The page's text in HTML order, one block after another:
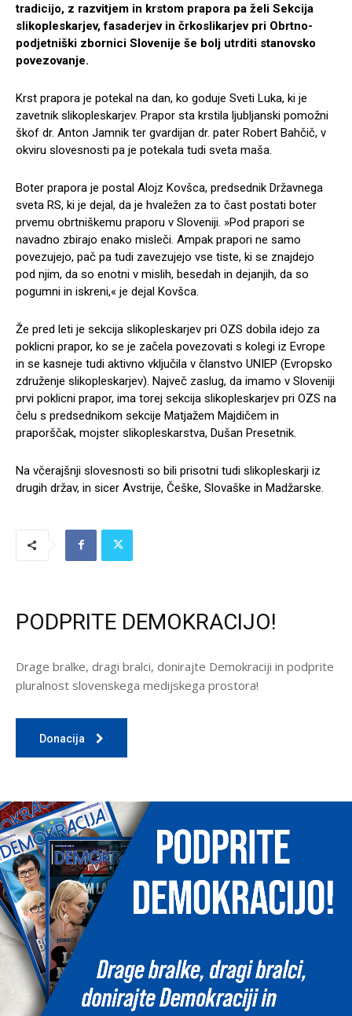
tradicijo, z razvitjem in krstom prapora pa želi Sekcija
slikopleskarjev, fasaderjev in črkoslikarjev pri Obrtno-
podjetniški zbornici Slovenije še bolj utrditi stanovsko
povezovanje.
Krst prapora je potekal na dan, ko goduje Sveti Luka, ki je
zavetnik slikopleskarjev. Prapor sta krstila ljubljanski pomožni
škof dr. Anton Jamnik ter gvardijan dr. pater Robert Bahčič, v
okviru slovesnosti pa je potekala tudi sveta maša.
Boter prapora je postal Alojz Kovšca, predsednik Državnega
sveta RS, ki je dejal, da je hvaležen za to čast postati boter
prvemu obrtniškemu praporu v Sloveniji. »Pod prapori se
navadno zbirajo enako misleči. Ampak prapori ne samo
povezujejo, pač pa tudi zavezujejo vse tiste, ki se znajdejo
pod njim, da so enotni v mislih, besedah in dejanjih, da so
pogumni in iskreni,« je dejal Kovšca.
Že pred leti je sekcija slikopleskarjev pri OZS dobila idejo za
poklicni prapor, ko se je začela povezovati s kolegi iz Evrope
in se kasneje tudi aktivno vključila v članstvo UNIEP (Evropsko
združenje slikopleskarjev). Največ zaslug, da imamo v Sloveniji
prvi poklicni prapor, ima torej sekcija slikopleskarjev pri OZS na
čelu s predsednikom sekcije Matjažem Majdičem in
praporščak, mojster slikopleskarstva, Dušan Presetnik.
Na včerajšnji slovesnosti so bili prisotni tudi slikopleskarji iz
drugih držav, in sicer Avstrije, Češke, Slovaške in Madžarske.
PODPRITE DEMOKRACIJO!
Drage bralke, dragi bralci, donirajte Demokraciji in podprite
pluralnost slovenskega medijskega prostora!
Donacija